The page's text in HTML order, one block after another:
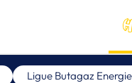
Ligue Butagaz Energie